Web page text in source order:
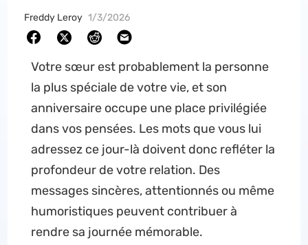
Freddy Leroy 1/3/2026
Votre sœur est probablement la personne
la plus spéciale de votre vie, et son
anniversaire occupe une place privilégiée
dans vos pensées. Les mots que vous lui
adressez ce jour-là doivent donc refléter la
profondeur de votre relation. Des
messages sincères, attentionnés ou même
humoristiques peuvent contribuer à
rendre sa journée mémorable.